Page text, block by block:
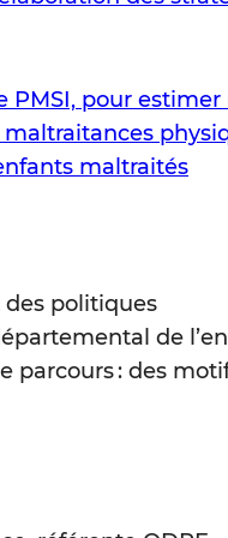
pour estimer
maltraités
politiques
de
parcours : des